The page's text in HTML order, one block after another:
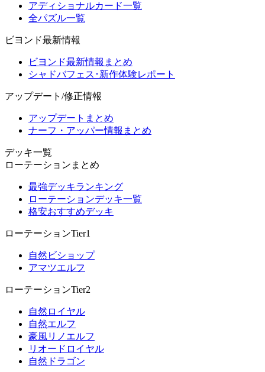
アディショナルカード一覧
全パズル一覧
ビヨンド最新情報
ビヨンド最新情報まとめ
シャドバフェス･新作体験レポート
アップデート/修正情報
アップデートまとめ
ナーフ・アッパー情報まとめ
デッキ一覧
ローテーションまとめ
最強デッキランキング
ローテーションデッキ一覧
格安おすすめデッキ
ローテーションTier1
自然ビショップ
アマツエルフ
ローテーションTier2
自然ロイヤル
自然エルフ
豪風リノエルフ
リオードロイヤル
自然ドラゴン